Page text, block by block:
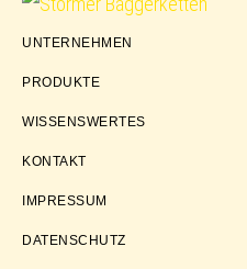
Störmer
UNTERNEHMEN
PRODUKTE
WISSENSWERTES
KONTAKT
IMPRESSUM
DATENSCHUTZ